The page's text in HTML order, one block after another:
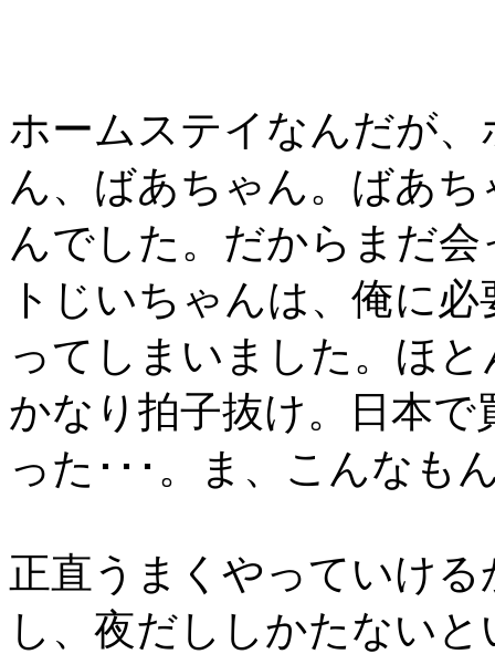
ホームステイなんだが
ん、ばあちゃん。ばあ
んでした。だからまだ
トじいちゃんは、俺に
ってしまいました。ほ
かなり拍子抜け。日本
った･･･。ま、こんなも
正直うまくやっていけ
し、夜だししかたない